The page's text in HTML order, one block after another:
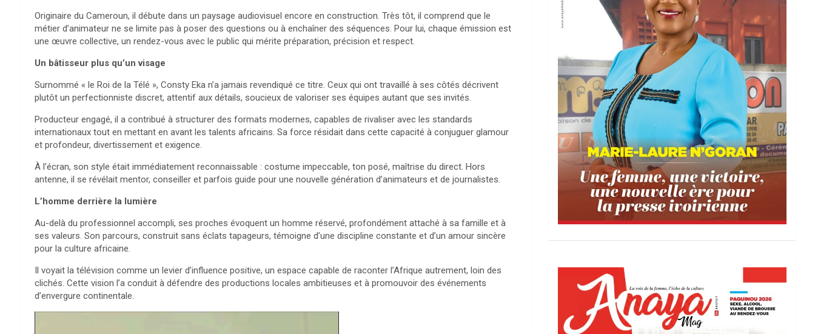
Originaire du Cameroun, il débute dans un paysage audiovisuel encore en construction. Très tôt, il comprend que le
métier d’animateur ne se limite pas à poser des questions ou à enchaîner des séquences. Pour lui, chaque émission est
une œuvre collective, un rendez-vous avec le public qui mérite préparation, précision et respect.
Un bâtisseur plus qu’un visage
Surnommé « le Roi de la Télé », Consty Eka n’a jamais revendiqué ce titre. Ceux qui ont travaillé à ses côtés décrivent
plutôt un perfectionniste discret, attentif aux détails, soucieux de valoriser ses équipes autant que ses invités.
Producteur engagé, il a contribué à structurer des formats modernes, capables de rivaliser avec les standards
internationaux tout en mettant en avant les talents africains. Sa force résidait dans cette capacité à conjuguer glamour
et profondeur, divertissement et exigence.
À l’écran, son style était immédiatement reconnaissable : costume impeccable, ton posé, maîtrise du direct. Hors
antenne, il se révélait mentor, conseiller et parfois guide pour une nouvelle génération d’animateurs et de journalistes.
L’homme derrière la lumière
Au-delà du professionnel accompli, ses proches évoquent un homme réservé, profondément attaché à sa famille et à
ses valeurs. Son parcours, construit sans éclats tapageurs, témoigne d’une discipline constante et d’un amour sincère
pour la culture africaine.
Il voyait la télévision comme un levier d’influence positive, un espace capable de raconter l’Afrique autrement, loin des
clichés. Cette vision l’a conduit à défendre des productions locales ambitieuses et à promouvoir des événements
d’envergure continentale.